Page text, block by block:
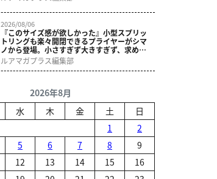
2026/08/06
『このサイズ感が欲しかった』小型スプリッ
トリングも楽々開閉できるプライヤーがシマ
ノから登場。小さすぎず大きすぎず、求めて
いた使いやすさ。
ルアマガプラス編集部
2026年8月
水 木 金 土
日
1
2
5 6 7 8
9
12 13 14 15
16